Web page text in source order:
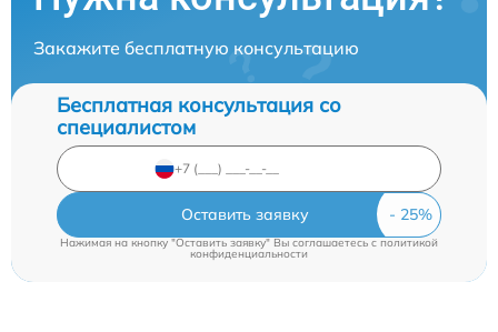
Закажите бесплатную консультацию
Бесплатная консультация со
специалистом
Оставить заявку
Нажимая на кнопку "Оставить заявку" Вы соглашаетесь cполитикой
конфиденциальности